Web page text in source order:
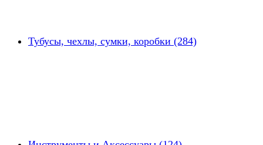
Тубусы, чехлы, сумки, коробки (284)